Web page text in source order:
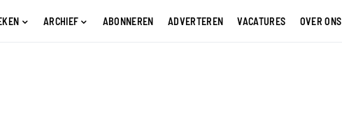
ARCHIEF ABONNEREN ADVERTEREN VACATURES OVER ONS